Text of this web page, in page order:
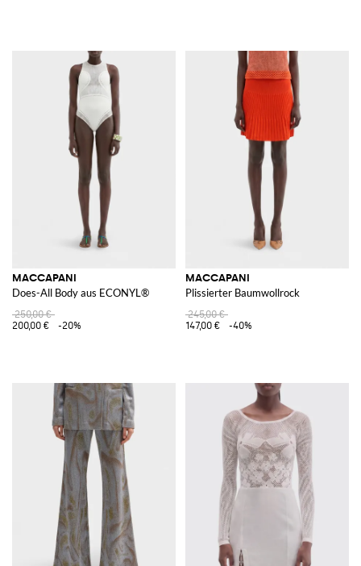
MACCAPANI
Does-All Body aus ECONYL®
250,00 €
200,00 €
-20%
MACCAPANI
Plissierter Baumwollrock
245,00 €
147,00 €
-40%